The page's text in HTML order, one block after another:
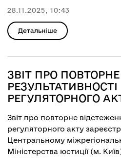
28.11.2025, 10:43
Детальніше
ЗВІТ ПРО
РЕЗУЛЬТАТИВНОСТІ
РЕГУЛЯТОРНОГО
Звіт про повторне
регуляторного акту
Центральному
Міністерства юстиції (м.